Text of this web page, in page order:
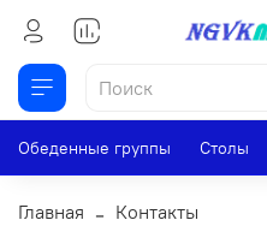
Обеденные группы Столы
Главная Контакты